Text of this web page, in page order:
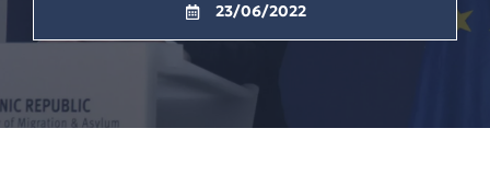
23/06/2022